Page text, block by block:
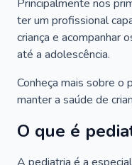
Principalmente nos
ter um profissional
criança e acompanhar
até a adolescência.
Conheça mais sobre o
manter a saúde de
O que é